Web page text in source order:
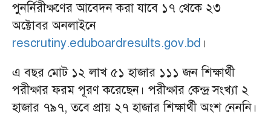
পুনর্নিরীক্ষণের আবেদন করা যাবে ১৭ থেকে ২৩
অক্টোবর অনলাইনে
rescrutiny.eduboardresults.gov.bd ।
এ বছর মোট ১২ লাখ ৫১ হাজার ১১১ জন শিক্ষার্থী
পরীক্ষার ফরম পূরণ করেছেন। পরীক্ষার কেন্দ্র সংখ্যা ২
হাজার ৭৯৭, তবে প্রায় ২৭ হাজার শিক্ষার্থী অংশ নেননি।